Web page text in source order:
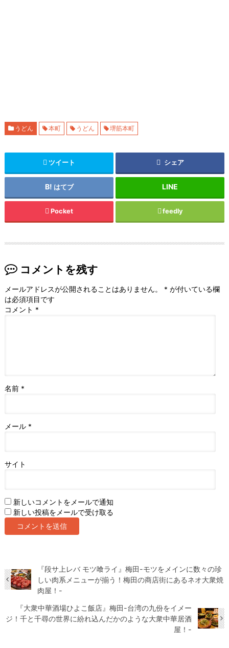
うどん 本町 うどん 堺筋本町
ツイート シェア
はてブ
Pocket feedly
コメントを残す
メールアドレスが公開されることはありません。 * が付いている欄
は必須項目です
コメント *
名前 *
メール *
サイト
新しいコメントをメールで通知
新しい投稿をメールで受け取る
『段サ上レバ モツ喰ライ』梅田-モツをメインに数々の珍
しい肉系メニューが揃う！梅田の商店街にあるネオ大衆焼
肉屋！-
『大衆中華酒場ひよこ飯店』梅田-台湾の九份をイメー
ジ！千と千尋の世界に紛れ込んだかのような大衆中華居酒
屋！-